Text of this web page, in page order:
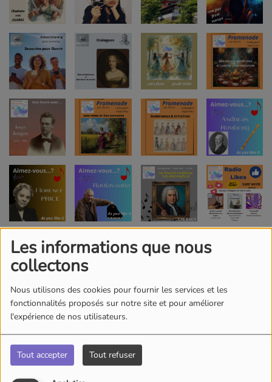
Les informations que nous
collectons
Nous utilisons des cookies pour fournir les services et les
fonctionnalités proposés sur notre site et pour améliorer
l'expérience de nos utilisateurs.
Tout accepter Tout refuser